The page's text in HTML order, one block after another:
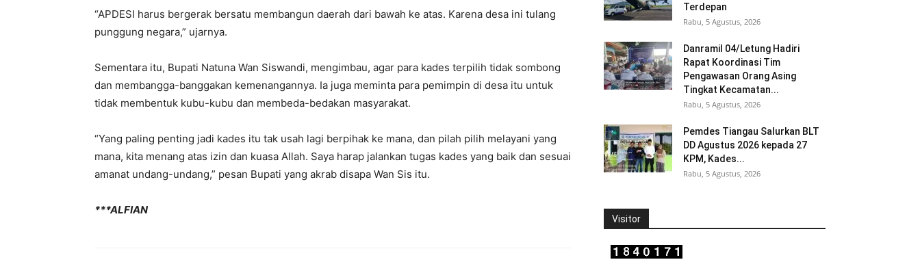
“APDESI harus bergerak bersatu membangun daerah dari bawah ke atas. Karena desa ini tulang
punggung negara,” ujarnya.
Sementara itu, Bupati Natuna Wan Siswandi, mengimbau, agar para kades terpilih tidak sombong
dan membangga-banggakan kemenangannya. Ia juga meminta para pemimpin di desa itu untuk
tidak membentuk kubu-kubu dan membeda-bedakan masyarakat.
“Yang paling penting jadi kades itu tak usah lagi berpihak ke mana, dan pilah pilih melayani yang
mana, kita menang atas izin dan kuasa Allah. Saya harap jalankan tugas kades yang baik dan sesuai
amanat undang-undang,” pesan Bupati yang akrab disapa Wan Sis itu.
***ALFIAN
Terdepan
Rabu, 5 Agustus, 2026
Danramil 04/Letung Hadiri
Rapat Koordinasi Tim
Pengawasan Orang Asing
Tingkat Kecamatan...
Rabu, 5 Agustus, 2026
Pemdes Tiangau Salurkan BLT
DD Agustus 2026 kepada 27
KPM, Kades...
Rabu, 5 Agustus, 2026
Visitor